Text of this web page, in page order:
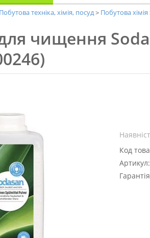
Побутова техніка, хімія, посуд Побутова хімія
чищення
Код
Артикул: